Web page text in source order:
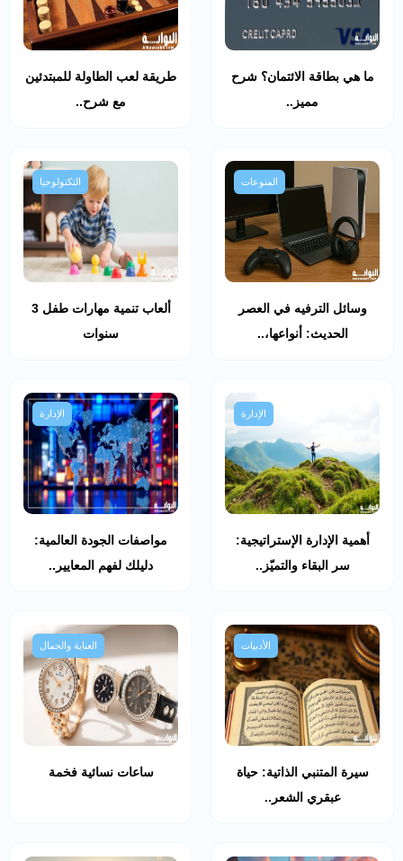
ما هي بطاقة الائتمان؟ شرح
مميز..
طريقة لعب الطاولة للمبتدئين
مع شرح..
المنوعات
وسائل الترفيه في العصر
الحديث: أنواعها،..
التكنولوجيا
ألعاب تنمية مهارات طفل 3
سنوات
الإدارة
أهمية الإدارة الإستراتيجية:
سر البقاء والتميّز..
الإدارة
مواصفات الجودة العالمية:
دليلك لفهم المعايير..
الأدبيات
سيرة المتنبي الذاتية: حياة
عبقري الشعر..
العناية والجمال
ساعات نسائية فخمة